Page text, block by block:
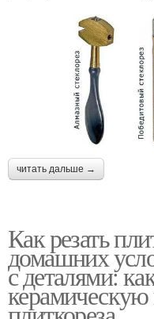
читать дальше →
Как резать
домашних
с деталями:
керамическую